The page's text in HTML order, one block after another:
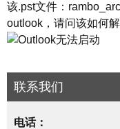
该.pst文件：
outlook，请问该如何解
联系我们
电话：